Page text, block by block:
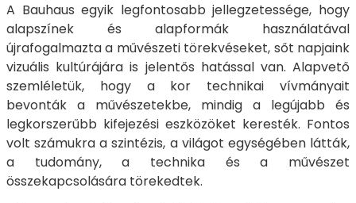
A Bauhaus egyik legfontosabb jellegzetessége, hogy
alapszínek és alapformák használatával
újrafogalmazta a művészeti törekvéseket, sőt napjaink
vizuális kultúrájára is jelentős hatással van. Alapvető
szemléletük, hogy a kor technikai vívmányait
bevonták a művészetekbe, mindig a legújabb és
legkorszerűbb kifejezési eszközöket keresték. Fontos
volt számukra a szintézis, a világot egységében látták,
a tudomány, a technika és a művészet
összekapcsolására törekedtek.